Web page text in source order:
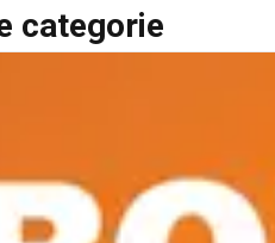
categorie